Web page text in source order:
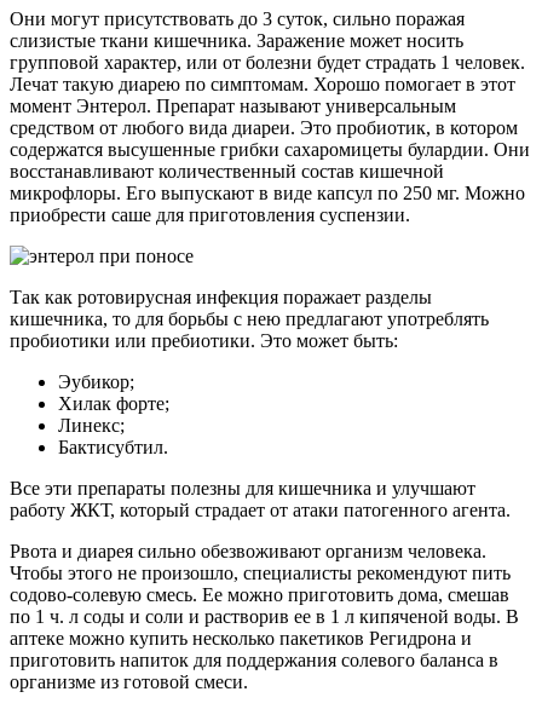
Они могут присутствовать до 3 суток, сильно поражая
слизистые ткани кишечника. Заражение может носить
групповой характер, или от болезни будет страдать 1 человек.
Лечат такую диарею по симптомам. Хорошо помогает в этот
момент Энтерол. Препарат называют универсальным
средством от любого вида диареи. Это пробиотик, в котором
содержатся высушенные грибки сахаромицеты булардии. Они
восстанавливают количественный состав кишечной
микрофлоры. Его выпускают в виде капсул по 250 мг. Можно
приобрести саше для приготовления суспензии.
Так как ротовирусная инфекция поражает разделы
кишечника, то для борьбы с нею предлагают употреблять
пробиотики или пребиотики. Это может быть:
Эубикор;
Хилак форте;
Линекс;
Бактисубтил.
Все эти препараты полезны для кишечника и улучшают
работу ЖКТ, который страдает от атаки патогенного агента.
Рвота и диарея сильно обезвоживают организм человека.
Чтобы этого не произошло, специалисты рекомендуют пить
содово-солевую смесь. Ее можно приготовить дома, смешав
по 1 ч. л соды и соли и растворив ее в 1 л кипяченой воды. В
аптеке можно купить несколько пакетиков Регидрона и
приготовить напиток для поддержания солевого баланса в
организме из готовой смеси.